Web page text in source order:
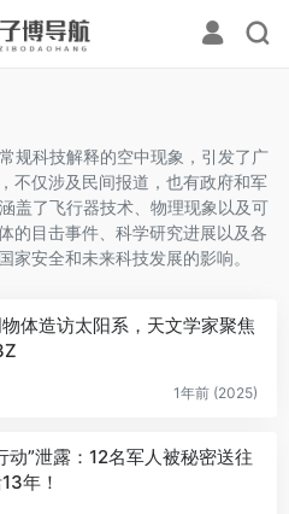
规科技解释的空中现象，引发了广
不仅涉及民间报道，也有政府和军
盖了飞行器技术、物理现象以及可
的目击事件、科学研究进展以及各
家安全和未来科技发展的影响。
体造访太阳系，天文学家聚焦
1年前 (2025)
动”泄露：12名军人被秘密送往
年！